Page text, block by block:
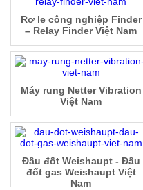
Rơ le công nghiệp Finder
– Relay Finder Việt Nam
Máy rung Netter Vibration
Việt Nam
Đầu đốt Weishaupt - Đầu
đốt gas Weishaupt Việt
Nam